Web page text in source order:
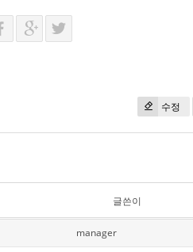
수정
글쓴이
manager